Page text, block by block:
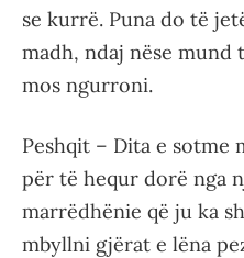
se kurrë. Puna do të
madh, ndaj nëse mund
mos ngurroni.
Peshqit – Dita e sotme
për të hequr dorë nga
marrëdhënie që ju ka
mbyllni gjërat e lëna